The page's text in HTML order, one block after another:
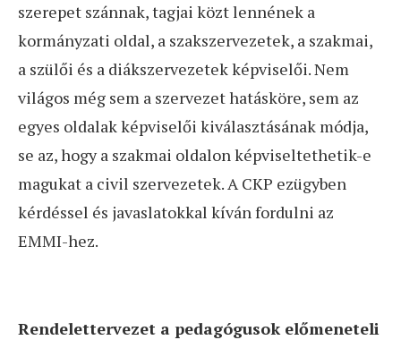
szerepet szánnak, tagjai közt lennének a
kormányzati oldal, a szakszervezetek, a szakmai,
a szülői és a diákszervezetek képviselői. Nem
világos még sem a szervezet hatásköre, sem az
egyes oldalak képviselői kiválasztásának módja,
se az, hogy a szakmai oldalon képviseltethetik-e
magukat a civil szervezetek. A CKP ezügyben
kérdéssel és javaslatokkal kíván fordulni az
EMMI-hez.
Rendelettervezet a pedagógusok előmeneteli